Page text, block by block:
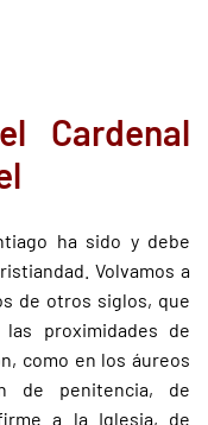
Cardenal
ha sido y debe
Volvamos a
de otros siglos, que
proximidades de
como en los áureos
de penitencia, de
a la Iglesia, de